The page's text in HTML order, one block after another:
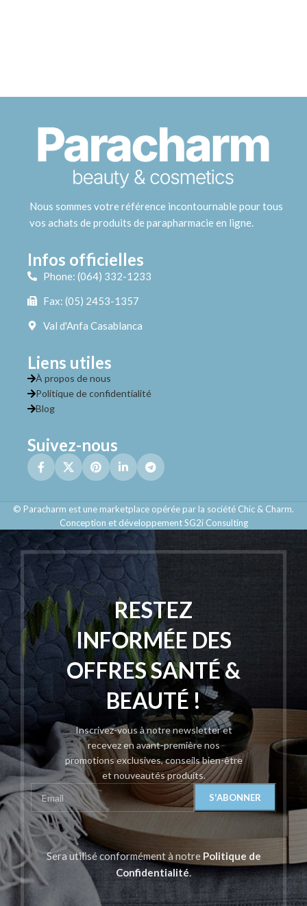
Nous sommes votre référence incontournable pour tous
vos achats de produits de parapharmacie en ligne.
Infos officielles
Phone: (064) 332-1233
Fax: (05) 2453-1357
Val d'Anfa Casablanca
Liens utiles
À propos de nous
Politique de confidentialité
Blog
Suivez-nous
© Paracharm est une marketplace opérée par la société Chic & Charm.
Conception et développement SG2i Consulting
RESTEZ
INFORMÉE DES
OFFRES SANTÉ &
BEAUTÉ !
Inscrivez-vous à notre newsletter et
recevez en avant-première nos
promotions exclusives, conseils bien-être
et nouveautés produits.
Sera utilisé conformément à notre Politique de
Confidentialité.